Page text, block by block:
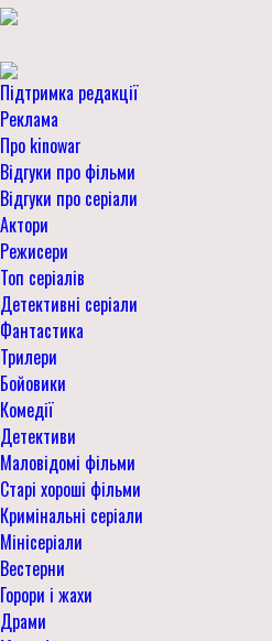
Підтримка редакції
Реклама
Про kinowar
Відгуки про фільми
Відгуки про серіали
Актори
Режисери
Топ серіалів
Детективні серіали
Фантастика
Трилери
Бойовики
Комедії
Детективи
Маловідомі фільми
Старі хороші фільми
Кримінальні серіали
Мінісеріали
Вестерни
Горори і жахи
Драми